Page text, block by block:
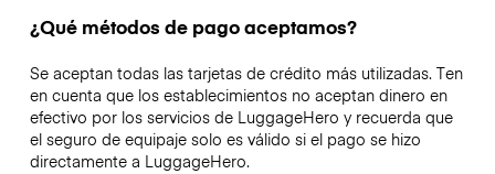
¿Qué métodos de pago aceptamos?
Se aceptan todas las tarjetas de crédito más utilizadas. Ten
en cuenta que los establecimientos no aceptan dinero en
efectivo por los servicios de LuggageHero y recuerda que
el seguro de equipaje solo es válido si el pago se hizo
directamente a LuggageHero.